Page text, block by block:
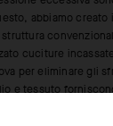
abbiamo creato
cuciture
per eliminare gli
e tessuto
una vestibilità